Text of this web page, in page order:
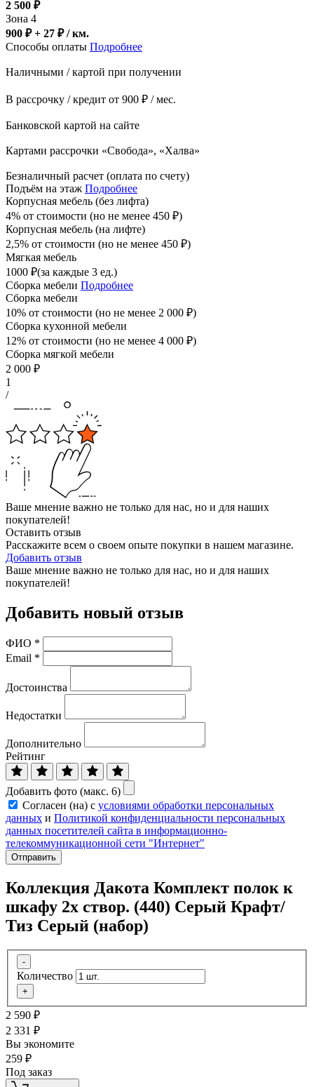
2 500 ₽
Зона 4
900 ₽ + 27 ₽/ км.
Способы оплаты Подробнее
Наличными / картой при получении
В рассрочку / кредит от 900 ₽ / мес.
Банковской картой на сайте
Картами рассрочки «Свобода», «Халва»
Безналичный расчет (оплата по счету)
Подъём на этаж Подробнее
Корпусная мебель (без лифта)
4% от стоимости (но не менее 450 ₽)
Корпусная мебель (на лифте)
2,5% от стоимости (но не менее 450 ₽)
Мягкая мебель
1000 ₽(за каждые 3 ед.)
Сборка мебели Подробнее
Сборка мебели
10% от стоимости (но не менее 2 000 ₽)
Сборка кухонной мебели
12% от стоимости (но не менее 4 000 ₽)
Сборка мягкой мебели
2 000 ₽
1
/
Ваше мнение важно не только для нас, но и для наших
покупателей!
Оставить отзыв
Расскажите всем о своем опыте покупки в нашем магазине.
Добавить отзыв
Ваше мнение важно не только для нас, но и для наших
покупателей!
Добавить новый отзыв
ФИО *
Email *
Достоинства
Недостатки
Дополнительно
Рейтинг
Добавить фото (макс. 6)
Согласен (на) с условиями обработки персональных
данных и Политикой конфиденциальности персональных
данных посетителей сайта в информационно-
телекоммуникационной сети "Интернет"
Отправить
Коллекция Дакота Комплект полок к
шкафу 2х створ. (440) Серый Крафт/
Тиз Серый (набор)
-
Количество
+
2 590 ₽
2 331 ₽
Вы экономите
259 ₽
Под заказ